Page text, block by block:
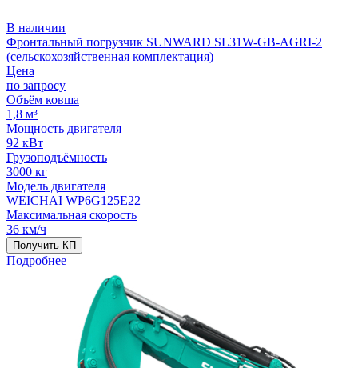
В наличии
Фронтальный погрузчик SUNWARD SL31W-GB-AGRI-2
(сельскохозяйственная комплектация)
Цена
по запросу
Объём ковша
1,8 м³
Мощность двигателя
92 кВт
Грузоподъёмность
3000 кг
Модель двигателя
WEICHAI WP6G125E22
Максимальная скорость
36 км/ч
Получить КП
Подробнее